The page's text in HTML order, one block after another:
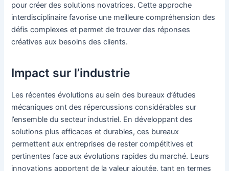
pour créer des solutions novatrices. Cette approche
interdisciplinaire favorise une meilleure compréhension des
défis complexes et permet de trouver des réponses
créatives aux besoins des clients.
Impact sur l’industrie
Les récentes évolutions au sein des bureaux d’études
mécaniques ont des répercussions considérables sur
l’ensemble du secteur industriel. En développant des
solutions plus efficaces et durables, ces bureaux
permettent aux entreprises de rester compétitives et
pertinentes face aux évolutions rapides du marché. Leurs
innovations apportent de la valeur ajoutée, tant en termes